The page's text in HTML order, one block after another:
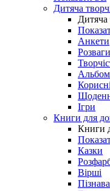
Дитяча
Дитяча
Анкети
Розваги
Ігри
Книги для
Книги
Казки
Вірші